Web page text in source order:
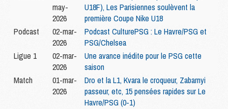
may-
2026
U18F), Les Parisiennes soulèvent la
première Coupe Nike U18
Podcast
02-mar-
2026
Podcast CulturePSG : Le Havre/PSG et
PSG/Chelsea
Ligue 1
02-mar-
2026
Une avance inédite pour le PSG cette
saison
Match
01-mar-
2026
Dro et la L1, Kvara le croqueur, Zabarnyi
passeur, etc, 15 pensées rapides sur Le
Havre/PSG (0-1)